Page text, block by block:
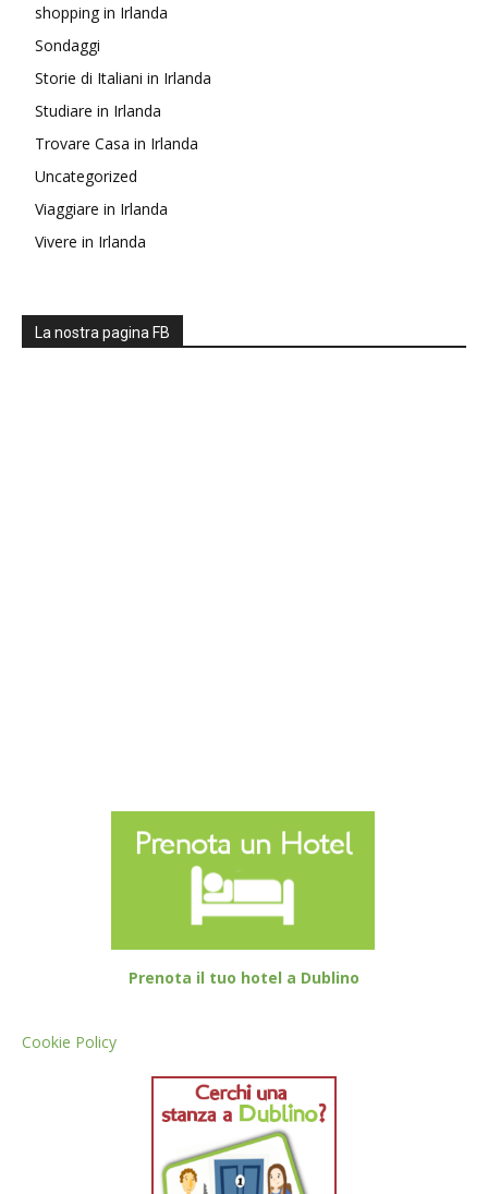
shopping in Irlanda
Sondaggi
Storie di Italiani in Irlanda
Studiare in Irlanda
Trovare Casa in Irlanda
Uncategorized
Viaggiare in Irlanda
Vivere in Irlanda
La nostra pagina FB
Prenota il tuo hotel a Dublino
Cookie Policy